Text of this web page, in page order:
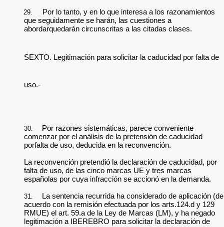
29.
Por lo tanto, y en lo que interesa a los razonamientos
que seguidamente se harán, las cuestiones a
abordarquedarán circunscritas a las citadas clases.
SEXTO. Legitimación para solicitar la caducidad por falta de
uso.-
30.
Por razones sistemáticas, parece conveniente
comenzar por el análisis de la pretensión de caducidad
porfalta de uso, deducida en la reconvención.
La reconvención pretendió la declaración de caducidad, por
falta de uso, de las cinco marcas UE y tres marcas
españolas por cuya infracción se accionó en la demanda.
31.
La sentencia recurrida ha considerado de aplicación (de
acuerdo con la remisión efectuada por los arts.124.d y 129
RMUE) el art. 59.a de la Ley de Marcas (LM), y ha negado
legitimación a IBEREBRO para solicitar la declaración de